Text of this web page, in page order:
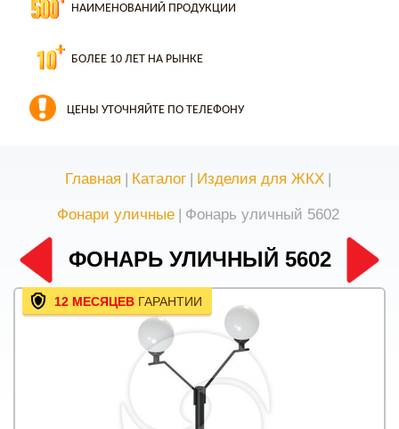
НАИМЕНОВАНИЙ ПРОДУКЦИИ
БОЛЕЕ 10 ЛЕТ НА РЫНКЕ
ЦЕНЫ УТОЧНЯЙТЕ ПО ТЕЛЕФОНУ
Главная | Каталог | Изделия для ЖКХ |
Фонари уличные | Фонарь уличный 5602
ФОНАРЬ УЛИЧНЫЙ 5602
12 МЕСЯЦЕВ ГАРАНТИИ